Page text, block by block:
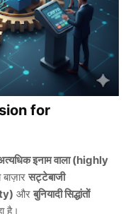
for
इनाम वाला (highly
सट्टेबाजी
और बुनियादी सिद्धांतों
है।